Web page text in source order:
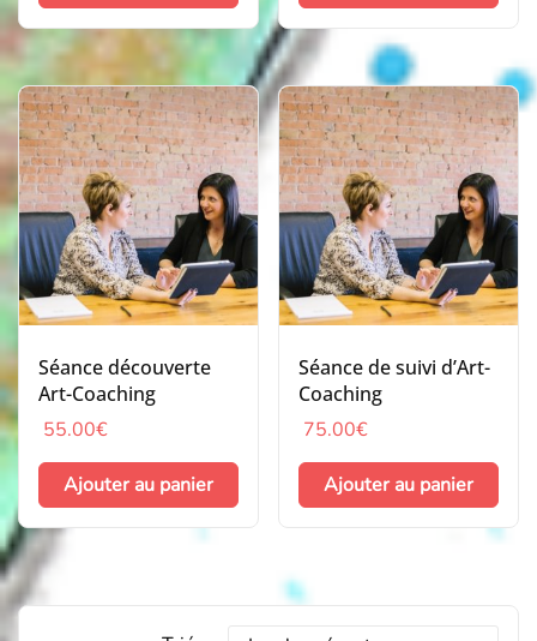
Séance découverte
Art-Coaching
55.00€
Ajouter au panier
Séance de suivi d’Art-
Coaching
75.00€
Ajouter au panier